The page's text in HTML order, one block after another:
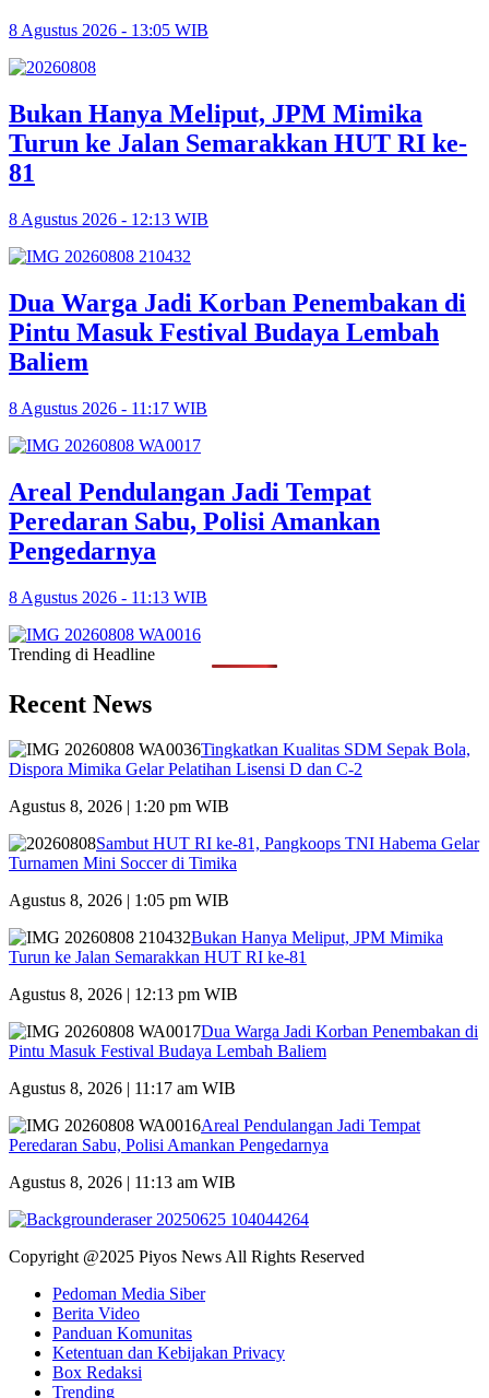
8 Agustus 2026 - 13:05 WIB
Bukan Hanya Meliput, JPM Mimika
Turun ke Jalan Semarakkan HUT RI ke-
81
8 Agustus 2026 - 12:13 WIB
Dua Warga Jadi Korban Penembakan di
Pintu Masuk Festival Budaya Lembah
Baliem
8 Agustus 2026 - 11:17 WIB
Areal Pendulangan Jadi Tempat
Peredaran Sabu, Polisi Amankan
Pengedarnya
8 Agustus 2026 - 11:13 WIB
Trending di Headline
Recent News
Tingkatkan Kualitas SDM Sepak Bola,
Dispora Mimika Gelar Pelatihan Lisensi D dan C-2
Agustus 8, 2026 | 1:20 pm WIB
Sambut HUT RI ke-81, Pangkoops TNI Habema Gelar
Turnamen Mini Soccer di Timika
Agustus 8, 2026 | 1:05 pm WIB
Bukan Hanya Meliput, JPM Mimika
Turun ke Jalan Semarakkan HUT RI ke-81
Agustus 8, 2026 | 12:13 pm WIB
Dua Warga Jadi Korban Penembakan di
Pintu Masuk Festival Budaya Lembah Baliem
Agustus 8, 2026 | 11:17 am WIB
Areal Pendulangan Jadi Tempat
Peredaran Sabu, Polisi Amankan Pengedarnya
Agustus 8, 2026 | 11:13 am WIB
Copyright @2025 Piyos News All Rights Reserved
Pedoman Media Siber
Berita Video
Panduan Komunitas
Ketentuan dan Kebijakan Privacy
Box Redaksi
Trending